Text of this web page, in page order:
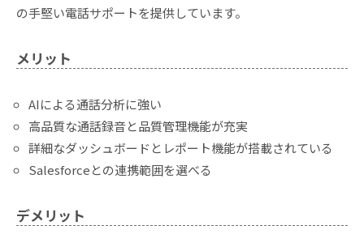
の手堅い電話サポートを提供しています。
メリット
AIによる通話分析に強い
高品質な通話録音と品質管理機能が充実
詳細なダッシュボードとレポート機能が搭載されている
Salesforceとの連携範囲を選べる
デメリット